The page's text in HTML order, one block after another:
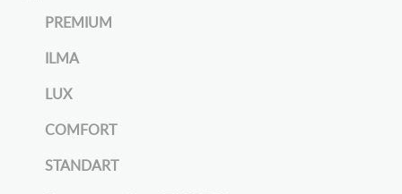
PREMIUM
ILMA
LUX
COMFORT
STANDART